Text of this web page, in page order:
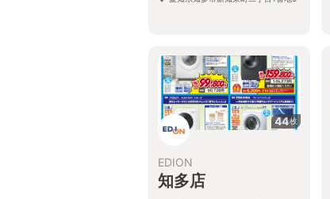
44枚
EDION
知多店